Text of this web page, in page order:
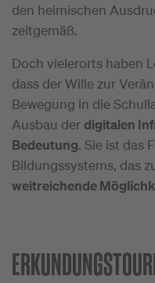
den heimischen
zeitgemäß.
Doch vielerorts haben
dass der Wille zur
Bewegung in die
Ausbau derdigitalen
Bedeutung. Sie ist das
Bildungssystems, das
weitreichende